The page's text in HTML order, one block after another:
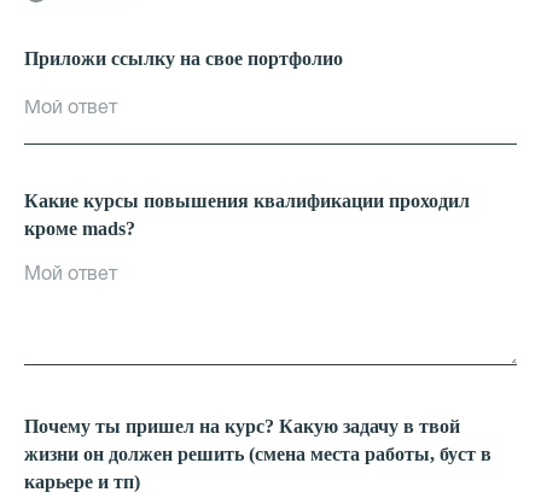
Приложи ссылку на свое портфолио
Какие курсы повышения квалификации проходил
кроме mads?
Почему ты пришел на курс? Какую задачу в твой
жизни он должен решить (смена места работы, буст в
карьере и тп)